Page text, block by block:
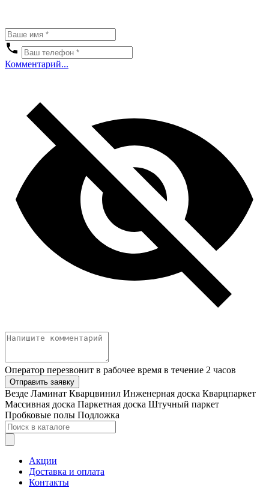
Комментарий...
Оператор перезвонит в рабочее время в течение 2 часов
Отправить заявку
Везде Ламинат Кварцвинил Инженерная доска Кварцпаркет
Массивная доска Паркетная доска Штучный паркет
Пробковые полы Подложка
Акции
Доставка и оплата
Контакты